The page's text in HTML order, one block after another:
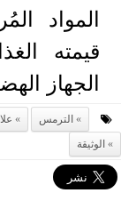
المواد
قيمته
الجهاز
الترمس
الوثيقة